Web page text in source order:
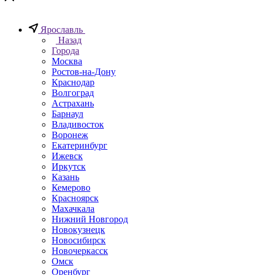
Ярославль
Назад
Города
Москва
Ростов-на-Дону
Краснодар
Волгоград
Астрахань
Барнаул
Владивосток
Воронеж
Екатеринбург
Ижевск
Иркутск
Казань
Кемерово
Красноярск
Махачкала
Нижний Новгород
Новокузнецк
Новосибирск
Новочеркаcск
Омск
Оренбург